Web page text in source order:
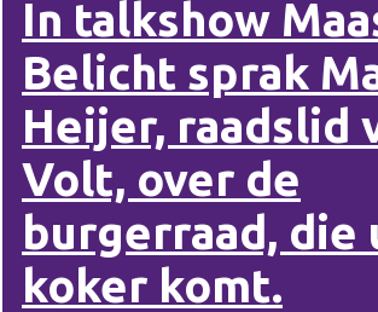
In talkshow
Belicht sprak
Heijer, raadslid
Volt, over de
burgerraad, die
koker komt.